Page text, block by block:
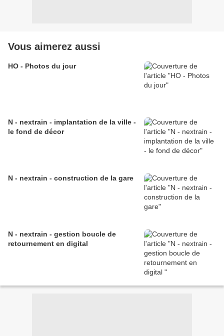
Vous aimerez aussi
HO - Photos du jour
N - nextrain - implantation de la ville -
le fond de décor
N - nextrain - construction de la gare
N - nextrain - gestion boucle de
retournement en digital